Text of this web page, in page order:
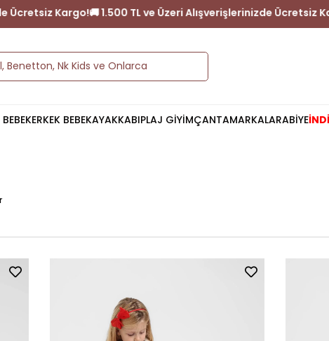
Ücretsiz Kargo!🚚 1.500 TL ve Üzeri Alışverişlerinizde
ERKEK BEBEKAYAKKABIPLAJ GİYİMÇANTAMARKALARABİYE